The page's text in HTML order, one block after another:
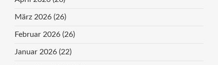
März 2026 (26)
Februar 2026 (26)
Januar 2026 (22)